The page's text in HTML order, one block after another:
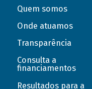
Quem somos
Onde atuamos
Transparência
Consulta a
financiamentos
Resultados para a